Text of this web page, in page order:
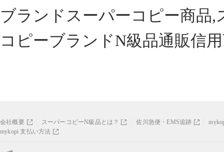
ブランドスーパーコピー商品
コピーブランドN級品通販信
会社概要 スーパーコピーN級品とは？ 佐川急便・EMS追跡
mykopi 支払い方法